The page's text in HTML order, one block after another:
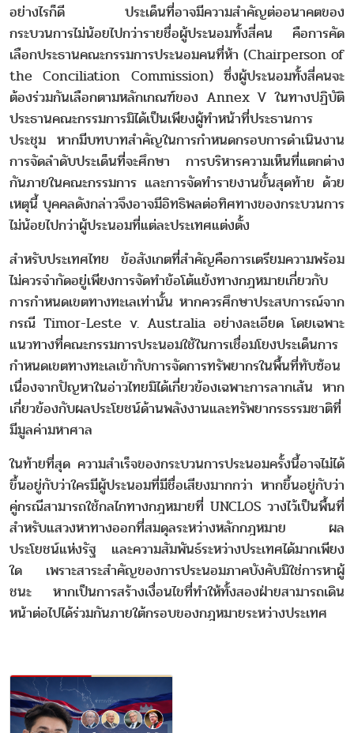
อย่างไรก็ดี ประเด็นที่อาจมีความสำคัญต่ออนาคตของ
กระบวนการไม่น้อยไปกว่ารายชื่อผู้ประนอมทั้งสี่คน คือการคัด
เลือกประธานคณะกรรมการประนอมคนที่ห้า (Chairperson of
the Conciliation Commission) ซึ่งผู้ประนอมทั้งสี่คนจะ
ต้องร่วมกันเลือกตามหลักเกณฑ์ของ Annex V ในทางปฏิบัติ
ประธานคณะกรรมการมิได้เป็นเพียงผู้ทำหน้าที่ประธานการ
ประชุม หากมีบทบาทสำคัญในการกำหนดกรอบการดำเนินงาน
การจัดลำดับประเด็นที่จะศึกษา การบริหารความเห็นที่แตกต่าง
กันภายในคณะกรรมการ และการจัดทำรายงานขั้นสุดท้าย ด้วย
เหตุนี้ บุคคลดังกล่าวจึงอาจมีอิทธิพลต่อทิศทางของกระบวนการ
ไม่น้อยไปกว่าผู้ประนอมที่แต่ละประเทศแต่งตั้ง
สำหรับประเทศไทย ข้อสังเกตที่สำคัญคือการเตรียมความพร้อม
ไม่ควรจำกัดอยู่เพียงการจัดทำข้อโต้แย้งทางกฎหมายเกี่ยวกับ
การกำหนดเขตทางทะเลเท่านั้น หากควรศึกษาประสบการณ์จาก
กรณี Timor-Leste v. Australia อย่างละเอียด โดยเฉพาะ
แนวทางที่คณะกรรมการประนอมใช้ในการเชื่อมโยงประเด็นการ
กำหนดเขตทางทะเลเข้ากับการจัดการทรัพยากรในพื้นที่ทับซ้อน
เนื่องจากปัญหาในอ่าวไทยมิได้เกี่ยวข้องเฉพาะการลากเส้น หาก
เกี่ยวข้องกับผลประโยชน์ด้านพลังงานและทรัพยากรธรรมชาติที่
มีมูลค่ามหาศาล
ในท้ายที่สุด ความสำเร็จของกระบวนการประนอมครั้งนี้อาจไม่ได้
ขึ้นอยู่กับว่าใครมีผู้ประนอมที่มีชื่อเสียงมากกว่า หากขึ้นอยู่กับว่า
คู่กรณีสามารถใช้กลไกทางกฎหมายที่ UNCLOS วางไว้เป็นพื้นที่
สำหรับแสวงหาทางออกที่สมดุลระหว่างหลักกฎหมาย ผล
ประโยชน์แห่งรัฐ และความสัมพันธ์ระหว่างประเทศได้มากเพียง
ใด เพราะสาระสำคัญของการประนอมภาคบังคับมิใช่การหาผู้
ชนะ หากเป็นการสร้างเงื่อนไขที่ทำให้ทั้งสองฝ่ายสามารถเดิน
หน้าต่อไปได้ร่วมกันภายใต้กรอบของกฎหมายระหว่างประเทศ